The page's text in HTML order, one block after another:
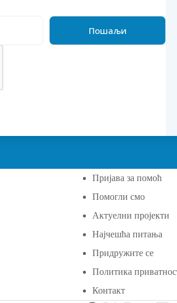
Пријава за помоћ
Помогли смо
Актуелни пројекти
Најчешћа питања
Придружите се
Политика
Контакт